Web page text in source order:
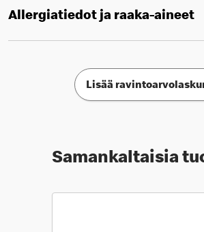
Allergiatiedot ja raaka-aineet
Lisää
Samankaltaisia